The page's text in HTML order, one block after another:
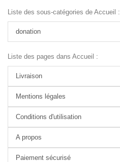
Liste des sous-catégories de Accueil :
donation
Liste des pages dans Accueil :
Livraison
Mentions légales
Conditions d'utilisation
A propos
Paiement sécurisé